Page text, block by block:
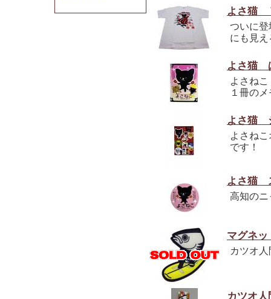
よさ猫
ついに
にも見
よさ猫
よさね
１冊の
よさ猫
よさね
です！
よさ猫
高知の
マグネ
カツオ
カツオ